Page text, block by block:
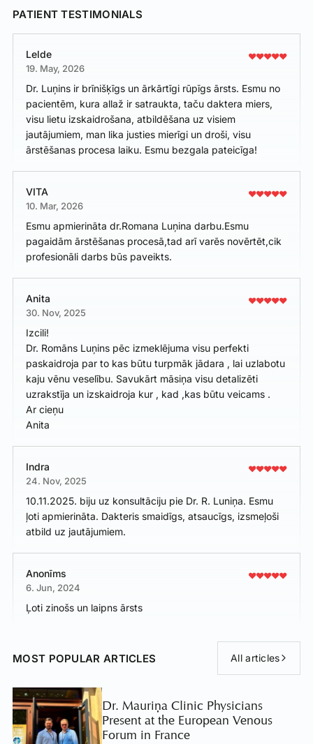
PATIENT TESTIMONIALS
Lelde
19. May, 2026
Dr. Luņins ir brīnišķīgs un ārkārtīgi rūpīgs ārsts. Esmu no
pacientēm, kura allaž ir satraukta, taču daktera miers,
visu lietu izskaidrošana, atbildēšana uz visiem
jautājumiem, man lika justies mierīgi un droši, visu
ārstēšanas procesa laiku. Esmu bezgala pateicīga!
VITA
10. Mar, 2026
Esmu apmierināta dr.Romana Luņina darbu.Esmu
pagaidām ārstēšanas procesā,tad arī varēs novērtēt,cik
profesionāli darbs būs paveikts.
Anita
30. Nov, 2025
Izcili!
Dr. Romāns Luņins pēc izmeklējuma visu perfekti
paskaidroja par to kas būtu turpmāk jādara , lai uzlabotu
kaju vēnu veselību. Savukārt māsiņa visu detalizēti
uzrakstīja un izskaidroja kur , kad ,kas būtu veicams .
Ar cieņu
Anita
Indra
24. Nov, 2025
10.11.2025. biju uz konsultāciju pie Dr. R. Luniņa. Esmu
ļoti apmierināta. Dakteris smaidīgs, atsaucīgs, izsmeļoši
atbild uz jautājumiem.
Anonīms
6. Jun, 2024
Ļoti zinošs un laipns ārsts
MOST POPULAR ARTICLES All articles
Dr. Mauriņa Clinic Physicians
Present at the European Venous
Forum in France